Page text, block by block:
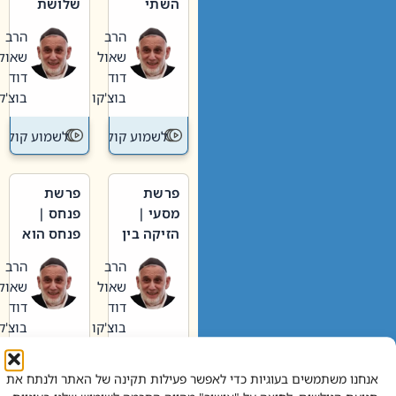
אנחנו משתמשים בעוגיות כדי לאפשר פעילות תקינה של האתר ולנתח את
וערב של
חיינו
הרב
שאול
דוד
בוצ'קו
לשמוע קול תורה – מדרש
האבות
הרב
שאול
דוד
בוצ'קו
לשמוע קול
פרשת
מסעי |
הזיקה בין
הגדול לעם הרב
שאול
דוד
בוצ'קו
לשמוע קול תורה – מדרש
פרשת
פנחס |
פנחס הוא
אליהו: בין
קנאות
הורסת
לקנאות
בונה
הרב
שאול
דוד
בוצ'קו
לשמוע קול